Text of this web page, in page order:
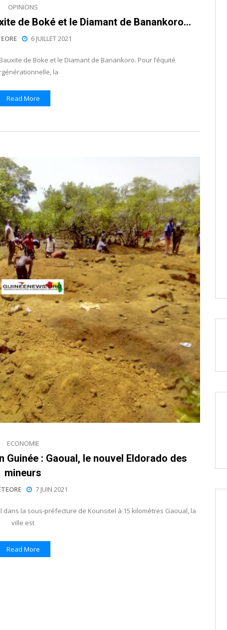
OPINIONS
de Boké et le Diamant de Banankoro…
6 JUILLET 2021
de Boke et le Diamant de Banankoro. Pour l’équité
la
Read More
ECONOMIE
Guinée : Gaoual, le nouvel Eldorado des
mineurs
7 JUIN 2021
la sous-préfecture de Kounsitel à 15 kilomètres Gaoual, la
ville est
Read More